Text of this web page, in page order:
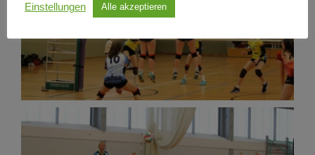
Einstellungen Alle akzeptieren